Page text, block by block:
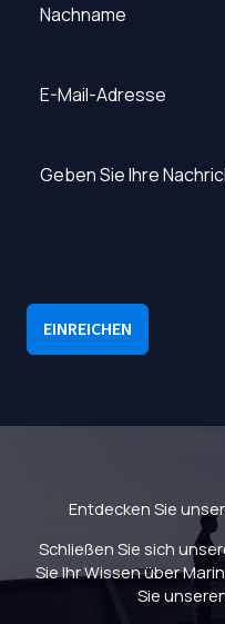
EINREICHEN
Entdecken Sie
Schließen Sie sich
Sie Ihr Wissen über
Sie